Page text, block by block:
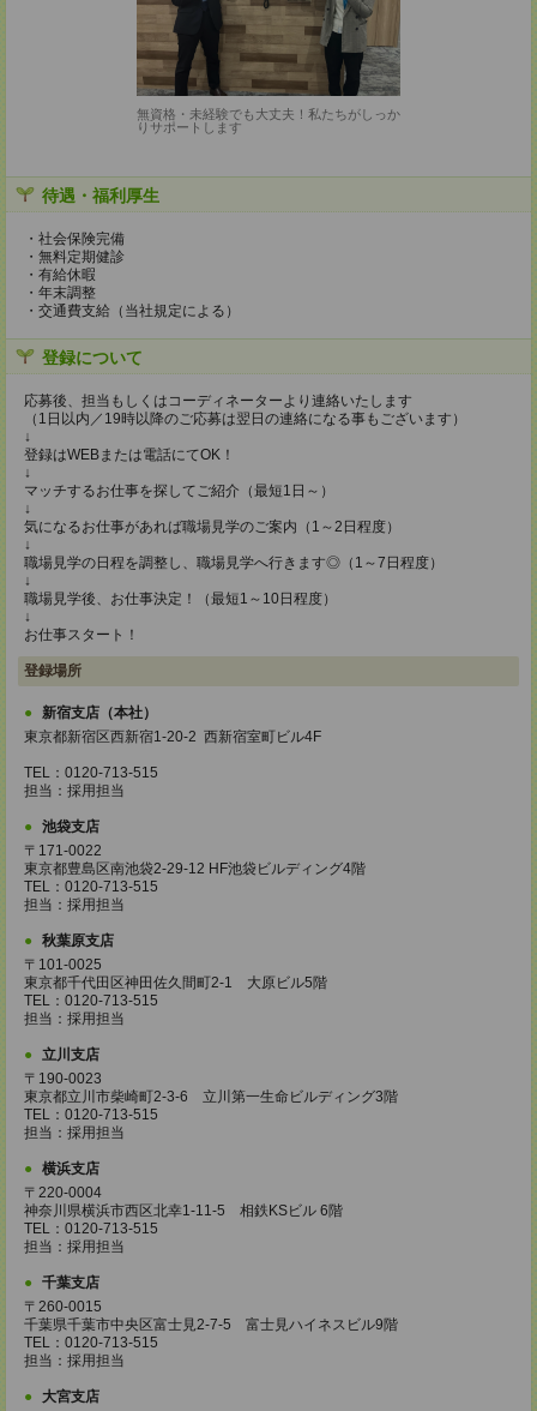
無資格・未経験でも大丈夫！私たちがしっか
りサポートします
待遇・福利厚生
・社会保険完備
・無料定期健診
・有給休暇
・年末調整
・交通費支給（当社規定による）
登録について
応募後、担当もしくはコーディネーターより連絡いたします
（1日以内／19時以降のご応募は翌日の連絡になる事もございます）
↓
登録はWEBまたは電話にてOK！
↓
マッチするお仕事を探してご紹介（最短1日～）
↓
気になるお仕事があれば職場見学のご案内（1～2日程度）
↓
職場見学の日程を調整し、職場見学へ行きます◎（1～7日程度）
↓
職場見学後、お仕事決定！（最短1～10日程度）
↓
お仕事スタート！
登録場所
新宿支店（本社）
東京都新宿区西新宿1-20-2 西新宿室町ビル4F
TEL：0120-713-515
担当：採用担当
池袋支店
〒171-0022
東京都豊島区南池袋2-29-12 HF池袋ビルディング4階
TEL：0120-713-515
担当：採用担当
秋葉原支店
〒101-0025
東京都千代田区神田佐久間町2-1 大原ビル5階
TEL：0120-713-515
担当：採用担当
立川支店
〒190-0023
東京都立川市柴崎町2-3-6 立川第一生命ビルディング3階
TEL：0120-713-515
担当：採用担当
横浜支店
〒220-0004
神奈川県横浜市西区北幸1-11-5 相鉄KSビル 6階
TEL：0120-713-515
担当：採用担当
千葉支店
〒260-0015
千葉県千葉市中央区富士見2-7-5 富士見ハイネスビル9階
TEL：0120-713-515
担当：採用担当
大宮支店